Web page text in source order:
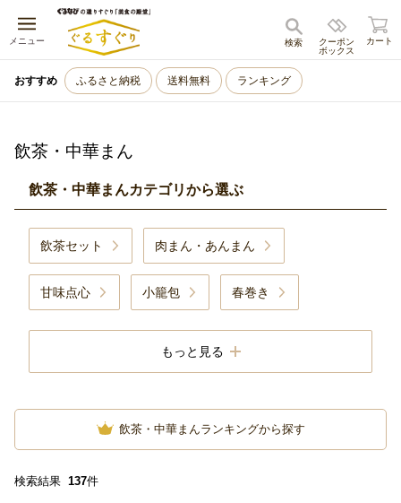
メニュー
キャンセル
クーポン
ボックス
検索 カート
おすすめ ふるさと納税 送料無料 ランキング
飲茶・中華まん
飲茶・中華まんカテゴリから選ぶ
飲茶セット 肉まん・あんまん
甘味点心 小籠包 春巻き
もっと見る
飲茶・中華まんランキングから探す
検索結果 137件